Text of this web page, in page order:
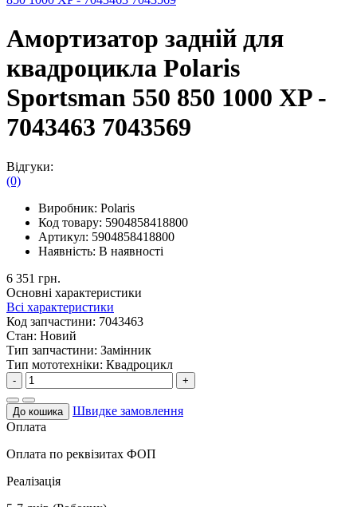
Амортизатор задній для
квадроцикла Polaris
Sportsman 550 850 1000 XP -
7043463 7043569
Відгуки:
(0)
Виробник: Polaris
Код товару: 5904858418800
Артикул: 5904858418800
Наявність: В наявності
6 351 грн.
Основні характеристики
Всі характеристики
Код запчастини: 7043463
Стан: Новий
Тип запчастини: Замінник
Тип мототехніки: Квадроцикл
- +
До кошика
Швидке замовлення
Оплата
Оплата по реквізитах ФОП
Реалізація